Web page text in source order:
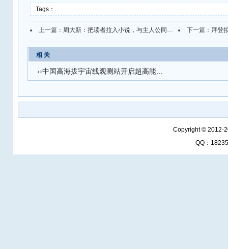
Tags：
上一篇： 周大新：把读者拉入小说，与主人公同悲欢 下一篇： 拜登拟
相 关
››中国高海拔宇宙线观测站开启超高能...
Copyright © 2012-
QQ：